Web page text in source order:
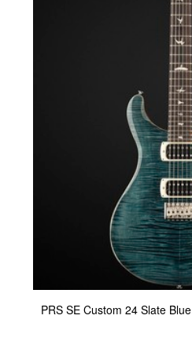
PRS SE Custom 24 Slate Blue